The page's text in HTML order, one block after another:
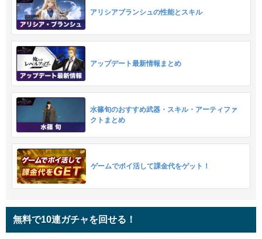
アリシアブランシュの性能とスキル
アップデート最新情報まとめ
水篠旬のおすすめ武器・スキル・アーティファ
クトまとめ
ゲームでポイ活して課金代をゲット！
無料で10連ガチャを回せる！